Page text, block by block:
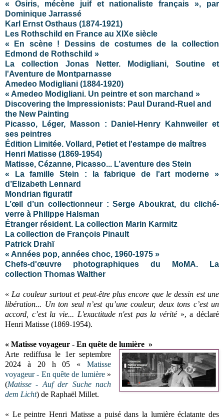
« Osiris, mécène juif et nationaliste français », par
Dominique Jarrassé
Karl Ernst Osthaus (1874-1921)
Les Rothschild en France au XIXe siècle
« En scène ! Dessins de costumes de la collection
Edmond de Rothschild »
La collection Jonas Netter. Modigliani, Soutine et
l'Aventure de Montparnasse
Amedeo Modigliani (1884-1920)
« Amedeo Modigliani. Un peintre et son marchand »
Discovering the Impressionists: Paul Durand-Ruel and
the New Painting
Picasso, Léger, Masson : Daniel-Henry Kahnweiler et
ses peintres
Édition Limitée. Vollard, Petiet et l'estampe de maîtres
Henri Matisse (1869-1954)
Matisse, Cézanne, Picasso... L’aventure des Stein
« La famille Stein : la fabrique de l'art moderne »
d’Elizabeth Lennard
Mondrian figuratif
L’œil d’un collectionneur : Serge Aboukrat, du cliché-
verre à Philippe Halsman
Étranger résident. La collection Marin Karmitz
La collection de François Pinault
Patrick Drahï
« Années pop, années choc, 1960-1975 »
Chefs-d'œuvre photographiques du MoMA. La
collection Thomas Walther
« La couleur surtout et peut-être plus encore que le dessin est une
libération... Un ton seul n’est qu’une couleur, deux tons c’est un
accord, c’est la vie... L'exactitude n'est pas la vérité», a déclaré
Henri Matisse (1869-1954).
« Matisse voyageur - En quête de lumière »
Arte rediffusa le 1er septembre
2024 à 20 h 05 «Matisse
voyageur - En quête de lumière»
(Matisse - Auf der Suche nach
dem Licht) de Raphaël Millet.
« Le peintre Henri Matisse a puisé dans la lumière éclatante des